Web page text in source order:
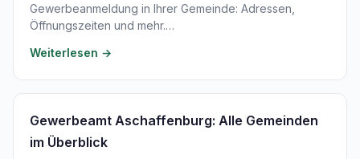
Gewerbeanmeldung in Ihrer Gemeinde: Adressen,
Öffnungszeiten und mehr.…
Weiterlesen →
Gewerbeamt Aschaffenburg: Alle Gemeinden
im Überblick